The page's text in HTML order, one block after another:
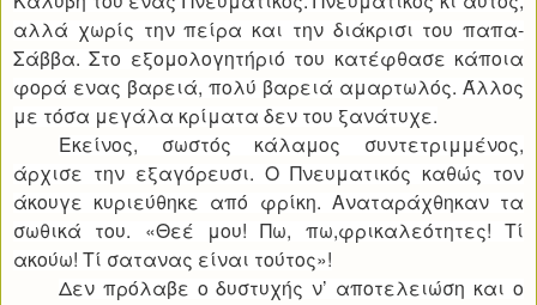
αλλά χωρίς την πείρα και την διάκρισι του παπα-
Σάββα. Στο εξομολογητήριό του κατέφθασε κάποια
φορά ενας βαρειά, πολύ βαρειά αμαρτωλός. Άλλος
με τόσα μεγάλα κρίματα δεν του ξανάτυχε.
Εκείνος, σωστός κάλαμος συντετριμμένος,
άρχισε την εξαγόρευσι. Ο Πνευματικός καθώς τον
άκουγε κυριεύθηκε από φρίκη. Αναταράχθηκαν τα
σωθικά του. «Θεέ μου! Πω, πω,φρικαλεότητες! Τί
ακούω! Τί σατανας είναι τούτος»!
Δεν πρόλαβε ο δυστυχής ν’ αποτελειώση και ο